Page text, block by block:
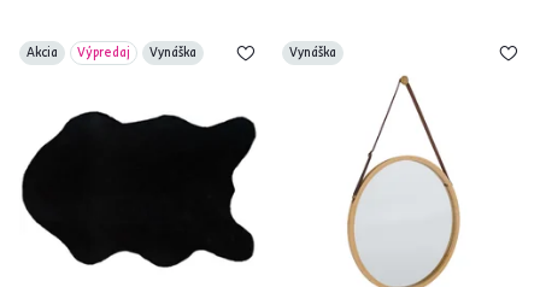
Akcia Výpredaj Vynáška Vynáška